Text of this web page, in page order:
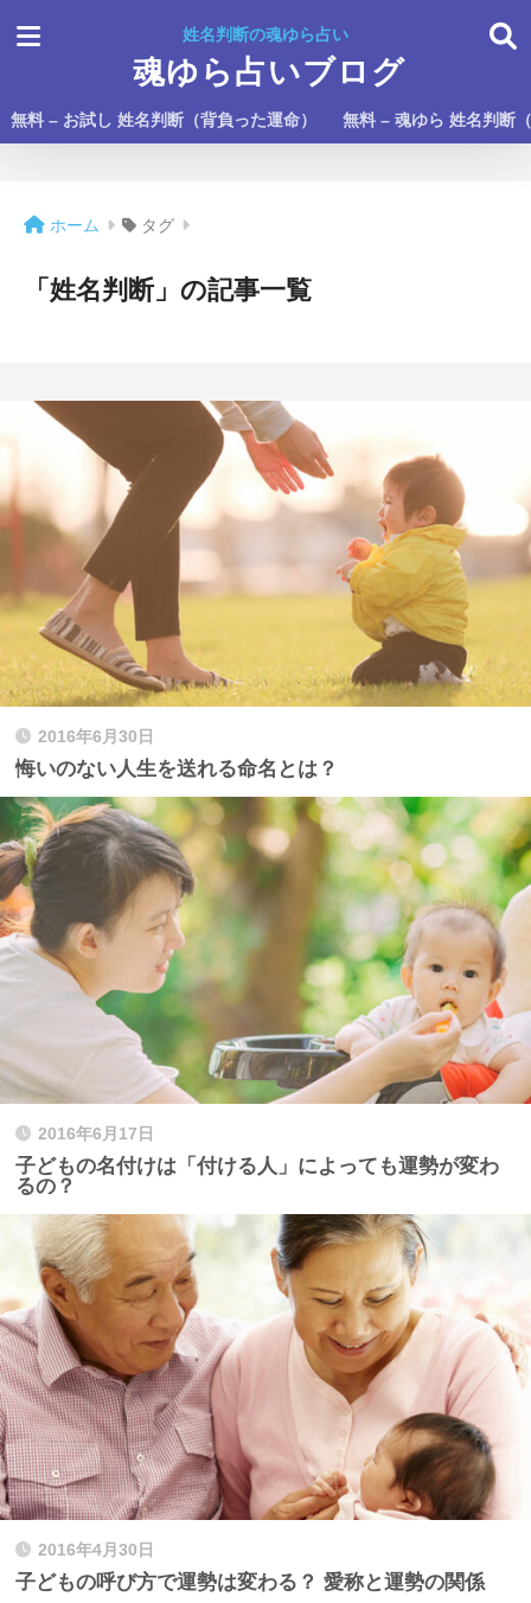
姓名判断の魂ゆら占い
魂ゆら占いブログ
無料 – お試し 姓名判断（背負った運命） 無料 – 魂ゆら 姓名判断
ホーム タグ
「姓名判断」の記事一覧
2016年6月30日
悔いのない人生を送れる命名とは？
2016年6月17日
子どもの名付けは「付ける人」によっても運勢が変わ
るの？
2016年4月30日
子どもの呼び方で運勢は変わる？ 愛称と運勢の関係